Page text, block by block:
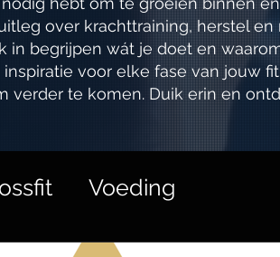
over krachttraining, herstel
in begrijpen wát je doet en
voor elke fase van jouw
verder te komen. Duik erin en
Voeding